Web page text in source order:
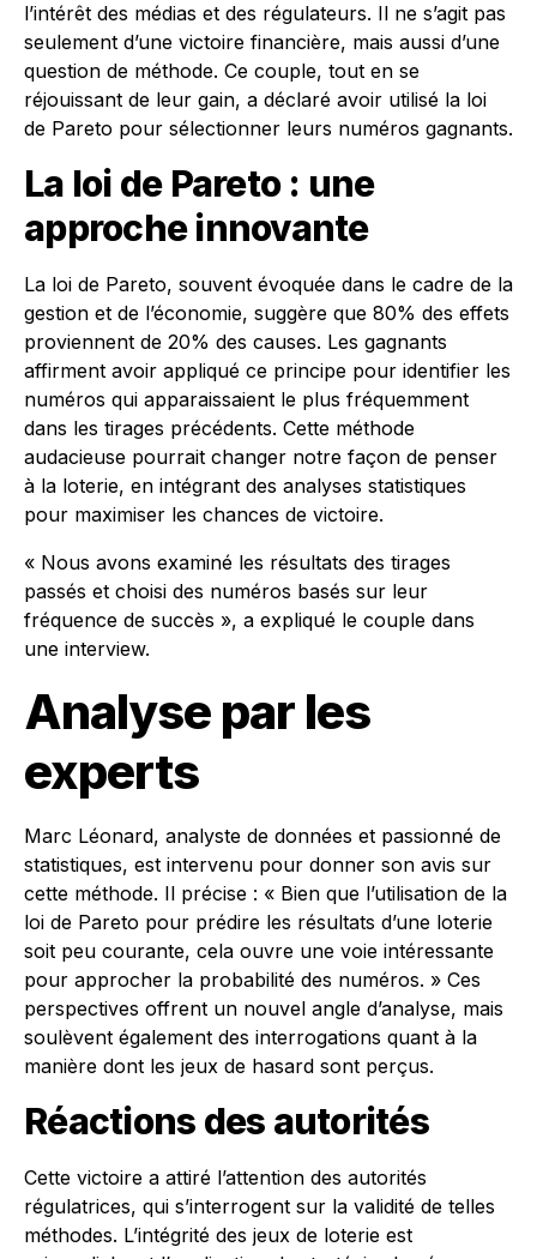
l’intérêt des médias et des régulateurs. Il ne s’agit pas
seulement d’une victoire financière, mais aussi d’une
question de méthode. Ce couple, tout en se
réjouissant de leur gain, a déclaré avoir utilisé la loi
de Pareto pour sélectionner leurs numéros gagnants.
La loi de Pareto : une
approche innovante
La loi de Pareto, souvent évoquée dans le cadre de la
gestion et de l’économie, suggère que 80% des effets
proviennent de 20% des causes. Les gagnants
affirment avoir appliqué ce principe pour identifier les
numéros qui apparaissaient le plus fréquemment
dans les tirages précédents. Cette méthode
audacieuse pourrait changer notre façon de penser
à la loterie, en intégrant des analyses statistiques
pour maximiser les chances de victoire.
« Nous avons examiné les résultats des tirages
passés et choisi des numéros basés sur leur
fréquence de succès », a expliqué le couple dans
une interview.
Analyse par les
experts
Marc Léonard, analyste de données et passionné de
statistiques, est intervenu pour donner son avis sur
cette méthode. Il précise : « Bien que l’utilisation de la
loi de Pareto pour prédire les résultats d’une loterie
soit peu courante, cela ouvre une voie intéressante
pour approcher la probabilité des numéros. » Ces
perspectives offrent un nouvel angle d’analyse, mais
soulèvent également des interrogations quant à la
manière dont les jeux de hasard sont perçus.
Réactions des autorités
Cette victoire a attiré l’attention des autorités
régulatrices, qui s’interrogent sur la validité de telles
méthodes. L’intégrité des jeux de loterie est